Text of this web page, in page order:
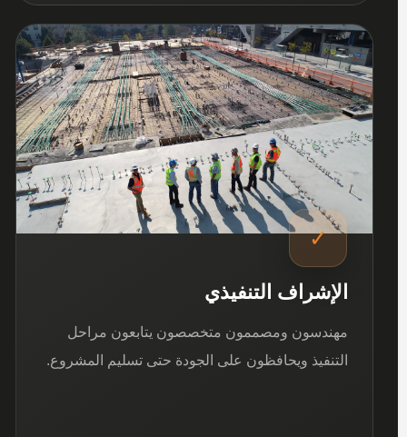
03
✓
الإشراف التنفيذي
مهندسون ومصممون متخصصون يتابعون مراحل
التنفيذ ويحافظون على الجودة حتى تسليم المشروع.